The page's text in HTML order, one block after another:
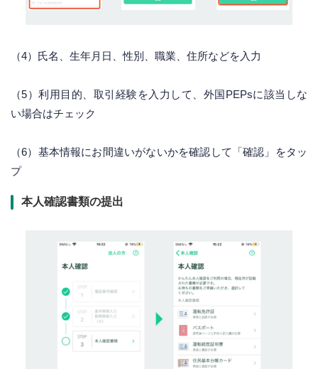
（4）氏名、生年月日、性別、職業、住所などを入力
（5）利用目的、取引経験を入力して、外国PEPsに該当しな
い場合はチェック
（6）基本情報にお間違いがないかを確認して「確認」をタッ
プ
本人確認書類の提出